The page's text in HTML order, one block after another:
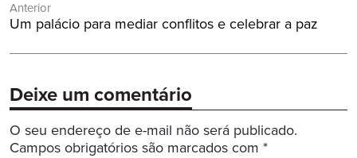
de
Post
Anterior
Post
Um palácio para mediar conflitos e celebrar a paz
Deixe um comentário
O seu endereço de e-mail não será publicado.
Campos obrigatórios são marcados com *